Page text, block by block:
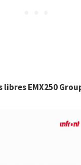
libres EMX250